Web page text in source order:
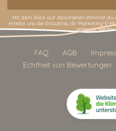
Mit dem Klick auf Abonnierenstimmst du
erteilst uns die Erlaubnis, dir Marketing-E-
jederzeit
FAQ AGB
Echtheit von Bewertungen